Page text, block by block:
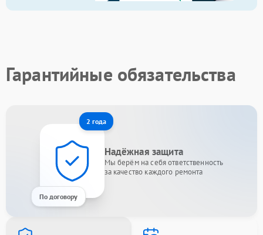
Гарантийные обязательства
2 года
По договору
Надёжная защита
Мы берём на себя ответственность
за качество каждого ремонта